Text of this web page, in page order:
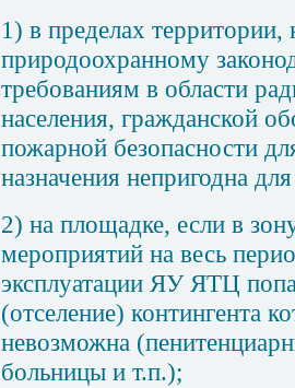
1) в пределах территории,
природоохранному
требованиям в области
населения, гражданской
пожарной безопасности
назначения непригодна
2) на площадке, если в
мероприятий на весь
эксплуатации ЯУ ЯТЦ
(отселение) контингента
невозможна
больницы и т.п.);